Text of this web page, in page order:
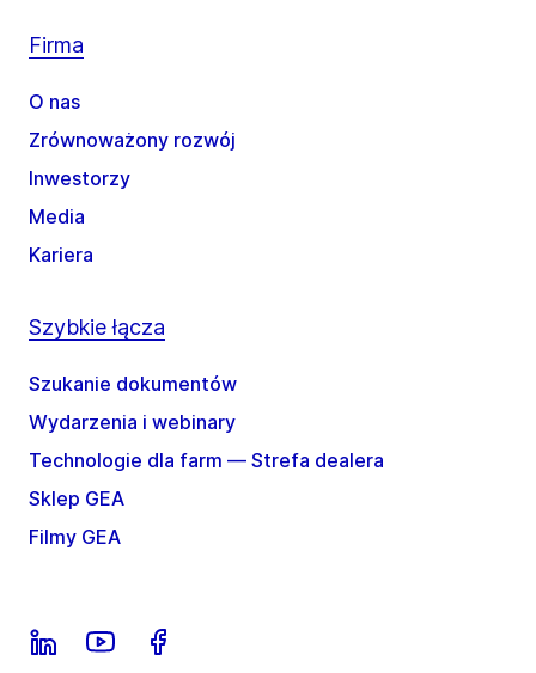
Firma
O nas
Zrównoważony rozwój
Inwestorzy
Media
Kariera
Szybkie łącza
Szukanie dokumentów
Wydarzenia i webinary
Technologie dla farm — Strefa dealera
Sklep GEA
Filmy GEA